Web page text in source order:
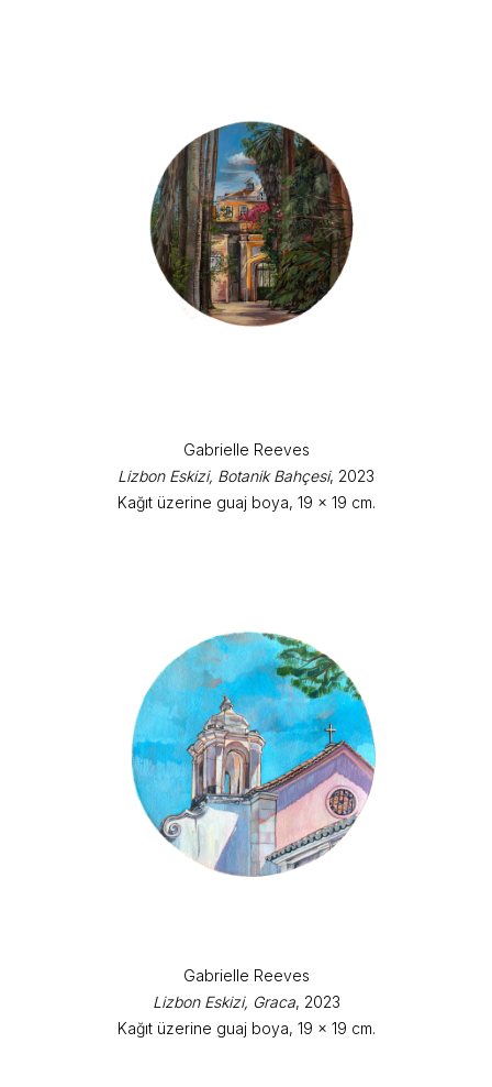
Gabrielle Reeves
Lizbon Eskizi, Botanik Bahçesi, 2023
Kağıt üzerine guaj boya, 19 x 19 cm.
Gabrielle Reeves
Lizbon Eskizi, Graca, 2023
Kağıt üzerine guaj boya, 19 x 19 cm.